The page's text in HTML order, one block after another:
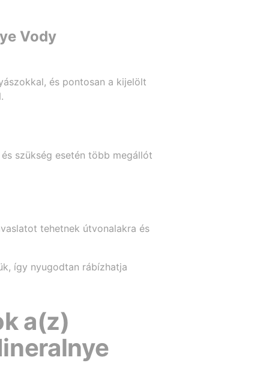
Vody
és pontosan a kijelölt
szükség esetén több megállót
tehetnek útvonalakra és
így nyugodtan rábízhatja
a(z)